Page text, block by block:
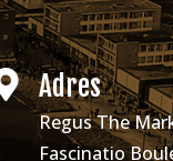
Adres
Regus The
Fascinatio